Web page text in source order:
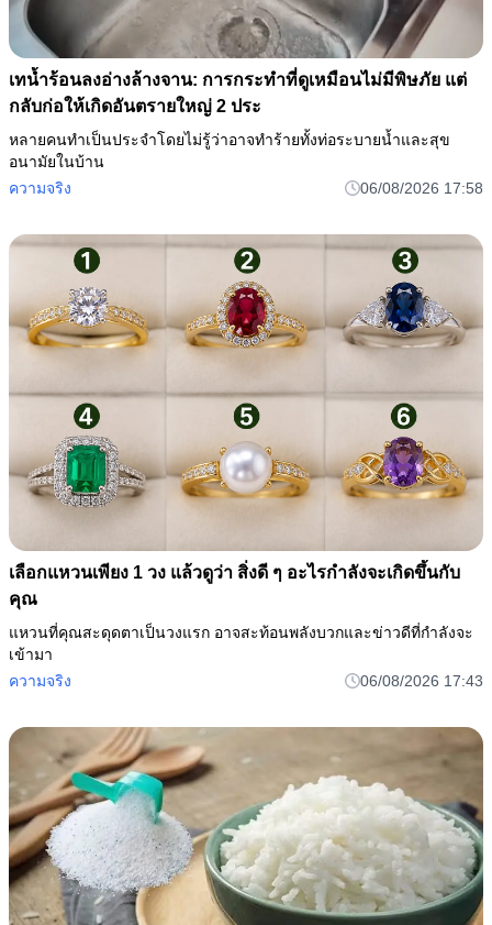
เทน้ำร้อนลงอ่างล้างจาน: การกระทำที่ดูเหมือนไม่มีพิษภัย แต่
กลับก่อให้เกิดอันตรายใหญ่ 2 ประ
หลายคนทำเป็นประจำโดยไม่รู้ว่าอาจทำร้ายทั้งท่อระบายน้ำและสุข
อนามัยในบ้าน
ความจริง
06/08/2026 17:58
เลือกแหวนเพียง 1 วง แล้วดูว่า สิ่งดี ๆ อะไรกำลังจะเกิดขึ้นกับ
คุณ
แหวนที่คุณสะดุดตาเป็นวงแรก อาจสะท้อนพลังบวกและข่าวดีที่กำลังจะ
เข้ามา
ความจริง
06/08/2026 17:43